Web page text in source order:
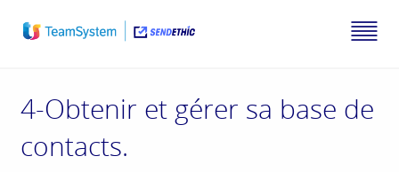
4-Obtenir et gérer sa base de
contacts.